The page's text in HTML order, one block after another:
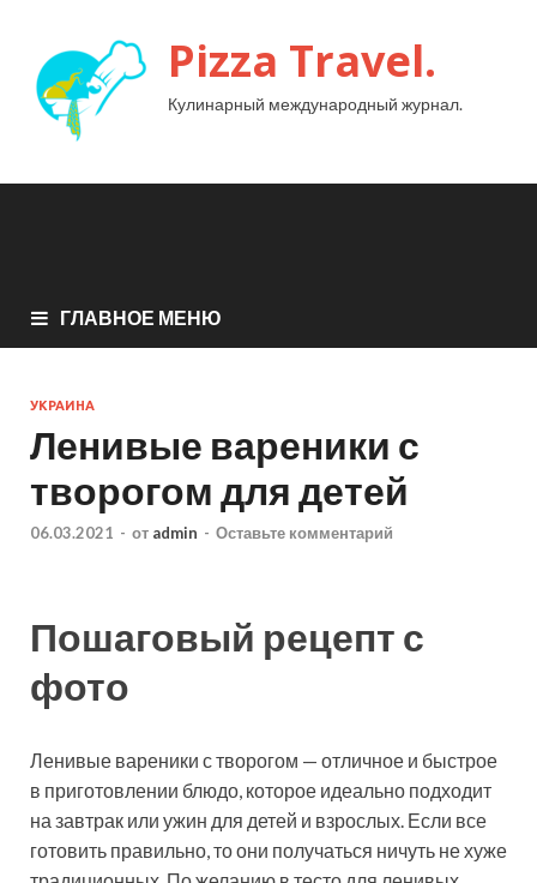
Pizza Travel.
Кулинарный международный журнал.
ГЛАВНОЕ МЕНЮ
УКРАИНА
Ленивые вареники с
творогом для детей
06.03.2021 - от admin - Оставьте комментарий
Пошаговый рецепт с
фото
Ленивые вареники с творогом — отличное и быстрое
в приготовлении блюдо, которое идеально подходит
на завтрак или ужин для детей и взрослых. Если все
готовить правильно, то они получаться ничуть не хуже